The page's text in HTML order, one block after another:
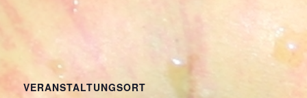
VERANSTALTUNGSORT